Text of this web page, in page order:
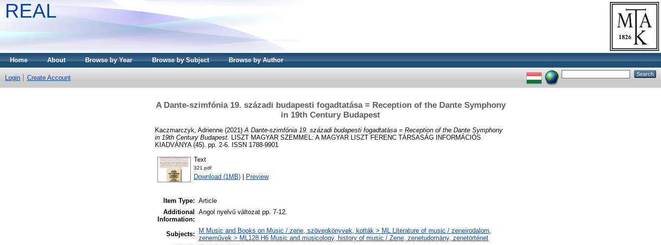
REAL
Home About Browse by Year Browse by Subject Browse by Author
Login Create Account
A Dante-szimfónia 19. századi budapesti fogadtatása = Reception of the Dante Symphony
in 19th Century Budapest
Kaczmarczyk, Adrienne (2021) A Dante-szimfónia 19. századi budapesti fogadtatása = Reception of the Dante Symphony
in 19th Century Budapest. LISZT MAGYAR SZEMMEL: A MAGYAR LISZT FERENC TÁRSASÁG INFORMÁCIÓS
KIADVÁNYA (45). pp. 2-6. ISSN 1788-9901
Text
321.pdf
Download (1MB) Preview
Item Type: Article
Additional
Information:
Angol nyelvű változat pp. 7-12.
Subjects:
M Music and Books on Music / zene, szövegkönyvek, kották > ML Literature of music / zeneirodalom,
zeneművek > ML128.H6 Music and musicology, history of music / Zene, zenetudomány, zenetörténet